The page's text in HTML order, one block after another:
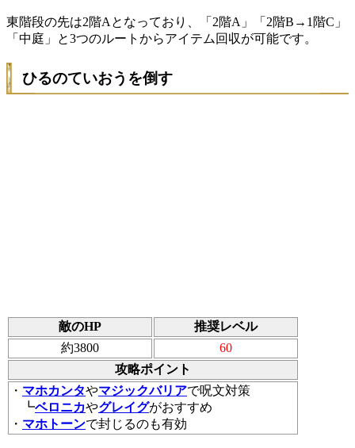
東階段の先は2階Aとなっており、「2階A」「2階B→1階C」
「中庭」と3つのルートからアイテム回収が可能です。
ひるのていおうを倒す
敵のHP
推奨レベル
約3800
60
攻略ポイント
・ マホカンタやマジックバリアで呪文対策
┗ベロニカやグレイグがおすすめ
・ マホトーンで封じるのも有効